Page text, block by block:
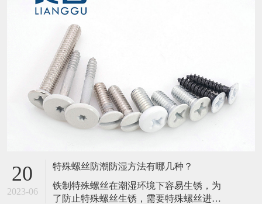
20
2023-06
特殊螺丝防潮防湿方法有哪几种？
​铁制特殊螺丝在潮湿环境下容易生锈，为
了防止特殊螺丝生锈，需要特殊螺丝进行